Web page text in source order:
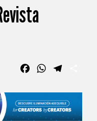
FacebookWhatsApp